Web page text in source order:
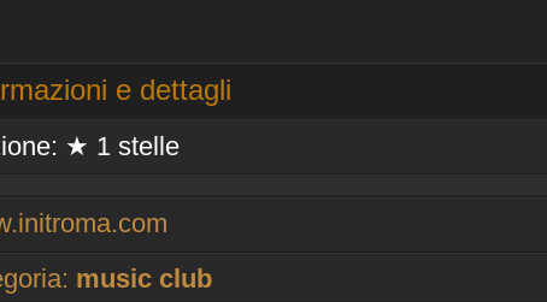
e dettagli
★ 1 stelle
music club